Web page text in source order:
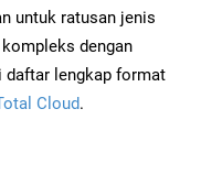
untuk ratusan jenis
dengan
lengkap format
Cloud.